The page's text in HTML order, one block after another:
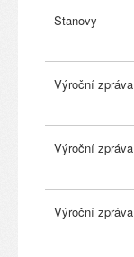
Stanovy
Výroční zpráva
Výroční zpráva
Výroční zpráva